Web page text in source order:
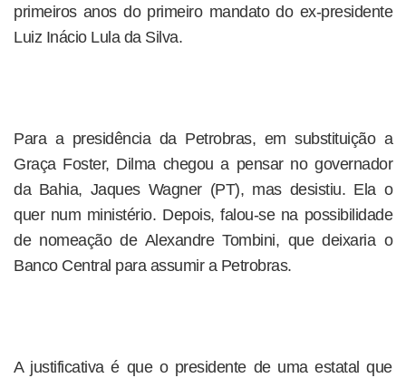
primeiros anos do primeiro mandato do ex-presidente
Luiz Inácio Lula da Silva.
Para a presidência da Petrobras, em substituição a
Graça Foster, Dilma chegou a pensar no governador
da Bahia, Jaques Wagner (PT), mas desistiu. Ela o
quer num ministério. Depois, falou-se na possibilidade
de nomeação de Alexandre Tombini, que deixaria o
Banco Central para assumir a Petrobras.
A justificativa é que o presidente de uma estatal que